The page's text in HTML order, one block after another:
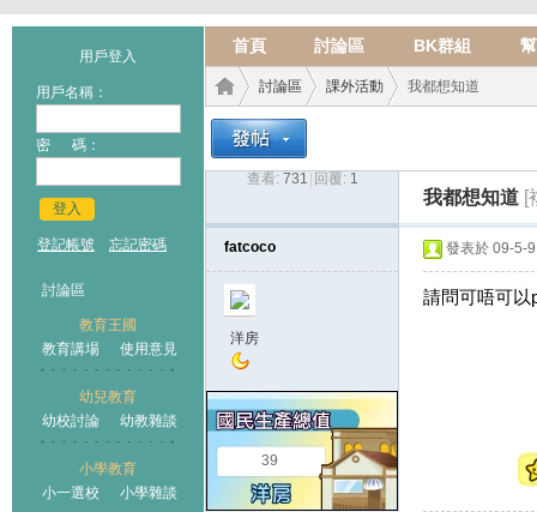
用戶登入
用戶名稱：
密 碼：
登入
登記帳號 忘記密碼
討論區
教育王國
教育講場
使用意見
幼兒教育
幼校討論
幼教雜談
小學教育
小一選校
小學雜談
首頁 討論區 BK群組
王國
討論區
›
課外活動 我都想知道
查看: 731 回覆: 1
我都想知道 [
fatcoco
洋房
39
發表於 09-5-
請問可唔可以